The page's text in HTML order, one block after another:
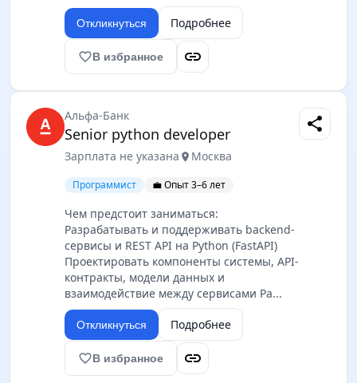
Откликнуться Подробнее
favorite_borderВ избранное link
Альфа-Банк
Senior python developer
Зарплата не указана location_on Москва
Программист 💼 Опыт 3–6 лет
Чем предстоит заниматься:
Разрабатывать и поддерживать backend-
сервисы и REST API на Python (FastAPI)
Проектировать компоненты системы, API-
контракты, модели данных и
взаимодействие между сервисами Ра...
Откликнуться Подробнее
favorite_borderВ избранное link
share